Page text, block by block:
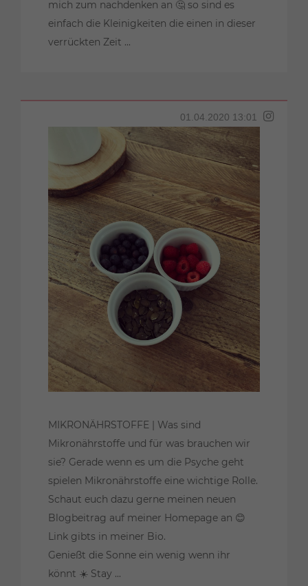
mich zum nachdenken an 🤔 so sind es
einfach die Kleinigkeiten die einen in dieser
verrückten Zeit ...
01.04.2020 13:01
MIKRONÄHRSTOFFE | Was sind
Mikronährstoffe und für was brauchen wir
sie? Gerade wenn es um die Psyche geht
spielen Mikronährstoffe eine wichtige Rolle.
Schaut euch dazu gerne meinen neuen
Blogbeitrag auf meiner Homepage an 😊
Link gibts in meiner Bio.
Genießt die Sonne ein wenig wenn ihr
könnt ☀️ Stay ...